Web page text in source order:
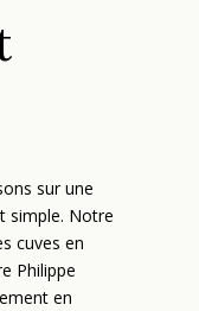
sur une
simple. Notre
cuves en
Philippe
en